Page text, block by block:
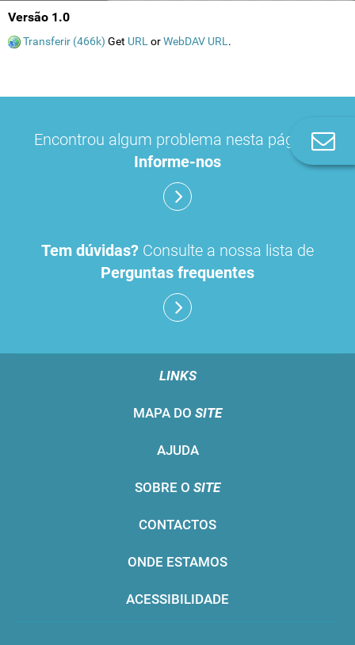
Versão 1.0
Transferir (466k) Get URL orWebDAV URL .
Encontrou algum problema nesta página?
Informe-nos
Tem dúvidas? Consulte a nossa lista de
Perguntas frequentes
LINKS
MAPA DO SITE
AJUDA
SOBRE O SITE
CONTACTOS
ONDE ESTAMOS
ACESSIBILIDADE